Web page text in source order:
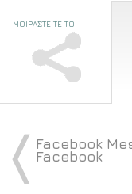
ΜΟΙΡΑΣΤΕΙΤΕ ΤΟ
〈 Facebook
Facebook